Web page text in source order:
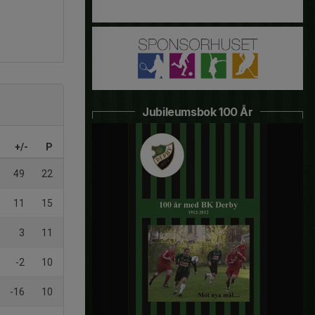
+/- P
49 22
11 15
3 11
-2 10
-16 10
Jubileumsbok 100 År